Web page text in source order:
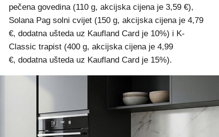
pečena govedina (110 g, akcijska cijena je 3,59 €),
Solana Pag solni cvijet (150 g, akcijska cijena je 4,79
€, dodatna ušteda uz Kaufland Card je 10%) i K-
Classic trapist (400 g, akcijska cijena je 4,99
€, dodatna ušteda uz Kaufland Card je 15%).